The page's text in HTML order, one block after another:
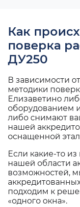
Как
поверка
ДУ250
В зависимости
методики
Елизаветино
оборудованием
либо снимают
нашей
оснащенной
Если какие-то
нашей области
возможностей,
подходим к
«одного окна».